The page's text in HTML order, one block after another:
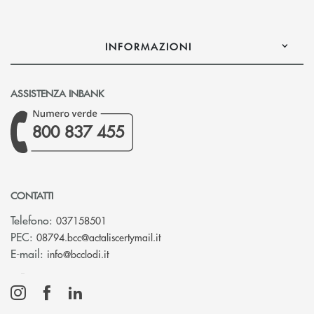
INFORMAZIONI
ASSISTENZA INBANK
800 837 455
CONTATTI
Telefono: 037158501
PEC: 08794.bcc@actaliscertymail.it(si apre l’app di posta
E-mail: info@bcclodi.it(si apre l’app di posta elettronica)